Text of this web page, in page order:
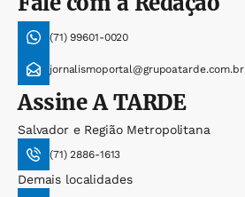
(71) 99601-0020
jornalismoportal@grupoatarde.com.br
AssineA TARDE
Salvador e Região Metropolitana
(71) 2886-1613
Demais localidades